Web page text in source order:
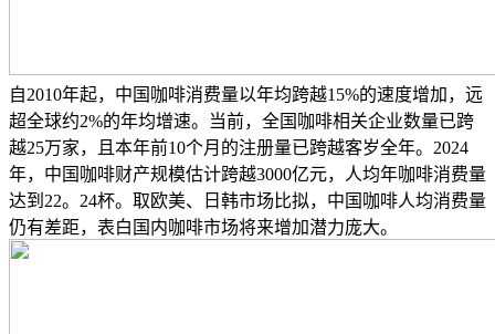
自2010年起，中国咖啡消费量以年均跨越15%的速度增加，远
超全球约2%的年均增速。当前，全国咖啡相关企业数量已跨
越25万家，且本年前10个月的注册量已跨越客岁全年。2024
年，中国咖啡财产规模估计跨越3000亿元，人均年咖啡消费量
达到22。24杯。取欧美、日韩市场比拟，中国咖啡人均消费量
仍有差距，表白国内咖啡市场将来增加潜力庞大。